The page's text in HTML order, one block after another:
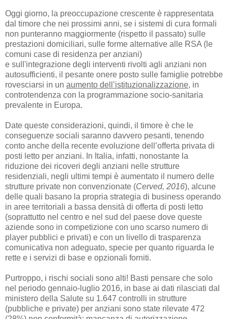
Oggi giorno, la preoccupazione crescente è rappresentata
dal timore che nei prossimi anni, se i sistemi di cura formali
non punteranno maggiormente (rispetto il passato) sulle
prestazioni domiciliari, sulle forme alternative alle RSA (le
comuni case di residenza per anziani)
e sull'integrazione degli interventi rivolti agli anziani non
autosufficienti, il pesante onere posto sulle famiglie potrebbe
rovesciarsi in un aumento dell’istituzionalizzazione, in
controtendenza con la programmazione socio-sanitaria
prevalente in Europa.
Date queste considerazioni, quindi, il timore è che le
conseguenze sociali saranno davvero pesanti, tenendo
conto anche della recente evoluzione dell’offerta privata di
posti letto per anziani. In Italia, infatti, nonostante la
riduzione dei ricoveri degli anziani nelle strutture
residenziali, negli ultimi tempi è aumentato il numero delle
strutture private non convenzionate (Cerved, 2016), alcune
delle quali basano la propria strategia di business operando
in aree territoriali a bassa densità di offerta di posti letto
(soprattutto nel centro e nel sud del paese dove queste
aziende sono in competizione con uno scarso numero di
player pubblici e privati) e con un livello di trasparenza
comunicativa non adeguato, specie per quanto riguarda le
rette e i servizi di base e opzionali forniti.
Purtroppo, i rischi sociali sono alti! Basti pensare che solo
nel periodo gennaio-luglio 2016, in base ai dati rilasciati dal
ministero della Salute su 1.647 controlli in strutture
(pubbliche e private) per anziani sono state rilevate 472